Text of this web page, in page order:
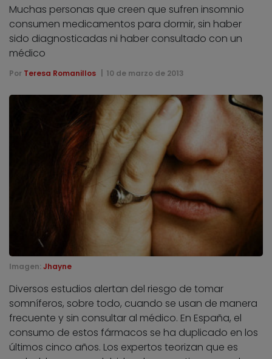
Muchas personas que creen que sufren insomnio
consumen medicamentos para dormir, sin haber
sido diagnosticadas ni haber consultado con un
médico
Por Teresa Romanillos 10 de marzo de 2013
Imagen: Jhayne
Diversos estudios alertan del riesgo de tomar
somníferos, sobre todo, cuando se usan de manera
frecuente y sin consultar al médico. En España, el
consumo de estos fármacos se ha duplicado en los
últimos cinco años. Los expertos teorizan que es